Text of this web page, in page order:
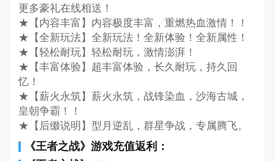
更多豪礼在线相送！
★【内容丰富】内容极度丰富，重燃热血激情！！
★【全新玩法】全新玩法！全新体验！全新属性！
★【轻松耐玩】轻松耐玩，激情澎湃！
★【丰富体验】超丰富体验，长久耐玩，持久回
忆！
★【薪火永筑】薪火永筑，战锋染血，沙海古城，
皇朝争霸！！
★【后缀说明】型月逆乱，群星争战，专属腾飞。
《王者之战》游戏充值返利：